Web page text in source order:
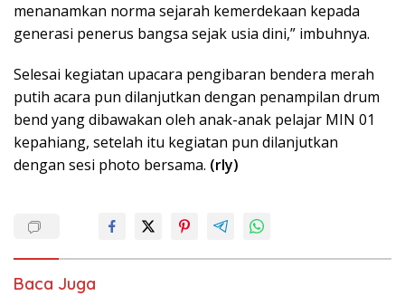
menanamkan norma sejarah kemerdekaan kepada
generasi penerus bangsa sejak usia dini,” imbuhnya.
Selesai kegiatan upacara pengibaran bendera merah
putih acara pun dilanjutkan dengan penampilan drum
bend yang dibawakan oleh anak-anak pelajar MIN 01
kepahiang, setelah itu kegiatan pun dilanjutkan
dengan sesi photo bersama. (rly)
Baca Juga